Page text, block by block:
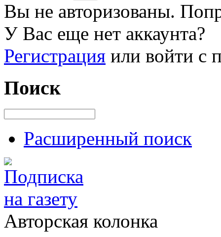
Вы не авторизованы.
У Вас еще нет аккаунта?
Регистрация или войти с
Поиск
Расширенный поиск
Авторская колонка